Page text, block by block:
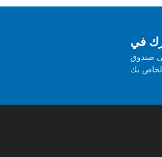
صندوق